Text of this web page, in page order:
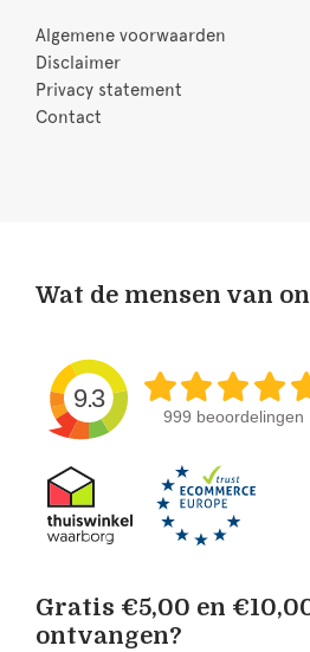
Algemene voorwaarden
Disclaimer
Privacy statement
Contact
Wat de mensen van
9.3
999 beoordelingen
Gratis €5,00 en
ontvangen?